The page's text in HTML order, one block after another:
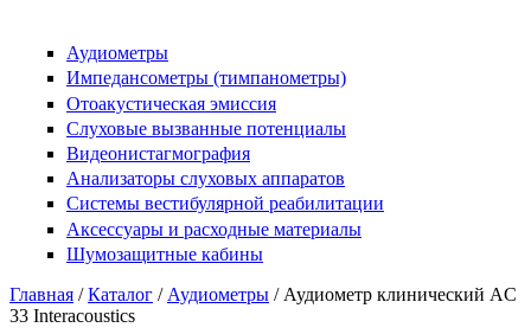
Аудиометры
Импедансометры (тимпанометры)
Отоакустическая эмиссия
Cлуховые вызванные потенциалы
Видеонистагмография
Анализаторы слуховых аппаратов
Системы вестибулярной реабилитации
Аксессуары и расходные материалы
Шумозащитные кабины
Вы здесь
Главная /Каталог / Аудиометры / Аудиометр клинический AC
33 Interacoustics